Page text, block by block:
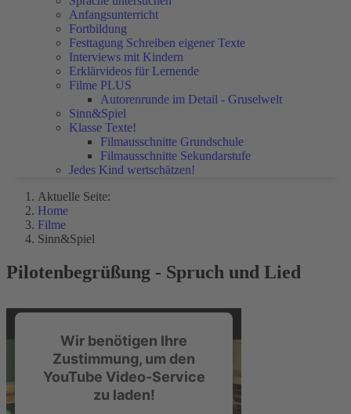
Anfangsunterricht
Fortbildung
Festtagung Schreiben eigener Texte
Interviews mit Kindern
Erklärvideos für Lernende
Filme PLUS
Autorenrunde im Detail - Gruselwelt
Sinn&Spiel
Klasse Texte!
Filmausschnitte Grundschule
Filmausschnitte Sekundarstufe
Jedes Kind wertschätzen!
Aktuelle Seite:
Home
Filme
Sinn&Spiel
Pilotenbegrüßung - Spruch und Lied
Wir benötigen Ihre
Zustimmung, um den
YouTube Video-Service
zu laden!